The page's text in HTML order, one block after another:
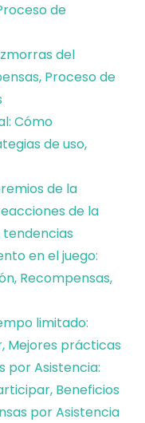
de
del
Proceso de
Cómo
de uso,
de la
de la
tendencias
en el juego:
Recompensas,
limitado:
Mejores prácticas
por Asistencia:
Beneficios
por Asistencia